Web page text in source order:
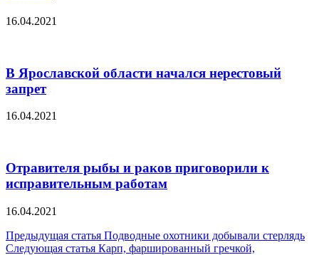
16.04.2021
В Ярославской области начался нерестовый
запрет
16.04.2021
Отравителя рыбы и раков приговорили к
исправительным работам
16.04.2021
Навигация
Предыдущая статья Подводные охотники добывали стерлядь
Следующая статья Карп, фаршированный гречкой,